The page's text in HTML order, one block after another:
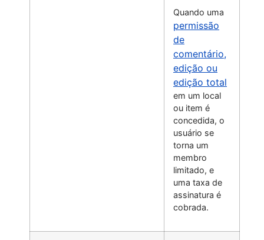
Quando uma
permissão
de
comentário,
edição ou
edição total
em um local
ou item é
concedida, o
usuário se
torna um
membro
limitado, e
uma taxa de
assinatura é
cobrada.